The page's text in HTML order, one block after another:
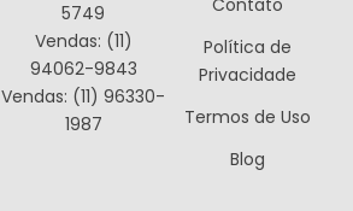
5749
Vendas: (11)
94062-9843
Vendas: (11) 96330-
1987
Contato
Política de
Privacidade
Termos de Uso
Blog